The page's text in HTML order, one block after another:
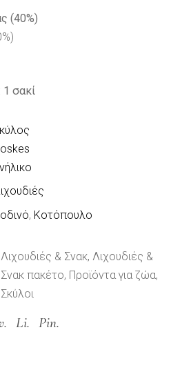
(40%)
1 σακί
, Κοτόπουλο
Λιχουδιές & Σνακ, Λιχουδιές &
Σνακ πακέτο, Προϊόντα για ζώα,
Σκύλοι
Li. Pin.